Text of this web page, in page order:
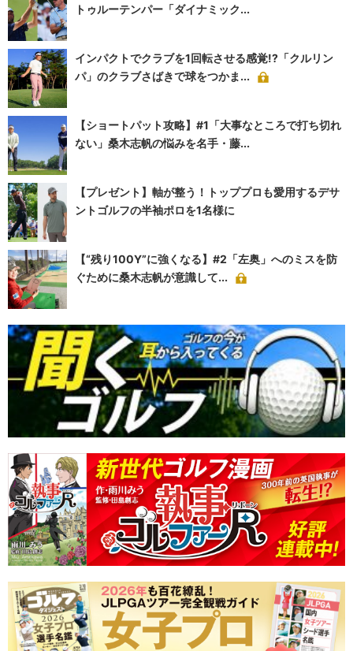
トゥルーテンパー「ダイナミック...
インパクトでクラブを1回転させる感覚!?「クルリン
パ」のクラブさばきで球をつかま...
【ショートパット攻略】#1「大事なところで打ち切れ
ない」桑木志帆の悩みを名手・藤...
【プレゼント】軸が整う！トッププロも愛用するデサ
ントゴルフの半袖ポロを1名様に
【“残り100Y”に強くなる】#2「左奥」へのミスを防
ぐために桑木志帆が意識して...